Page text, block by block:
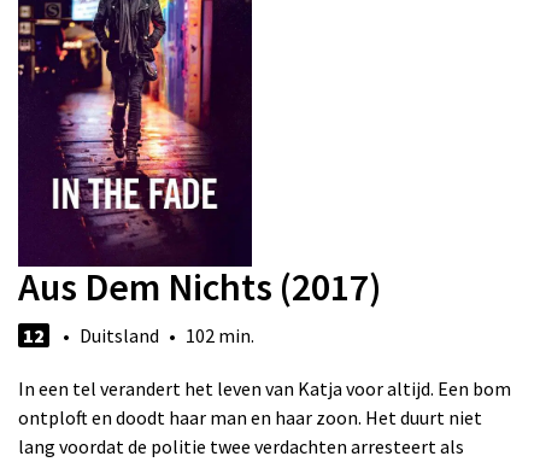
Aus Dem Nichts (2017)
12 • Duitsland • 102 min.
In een tel verandert het leven van Katja voor altijd. Een bom
ontploft en doodt haar man en haar zoon. Het duurt niet
lang voordat de politie twee verdachten arresteert als